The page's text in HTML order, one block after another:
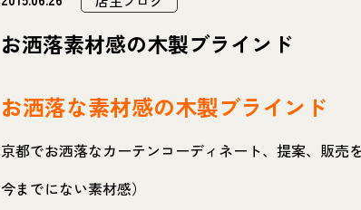
お洒落素材感の木製ブラインド
お洒落な素材感の木製ブラインド
京都でお洒落なカーテンコーディネート、提案、販
今までにない素材感）